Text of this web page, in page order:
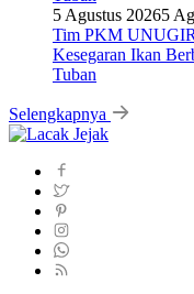
5 Agustus 20265
Tim PKM
Kesegaran Ikan
Tuban
Selengkapnya